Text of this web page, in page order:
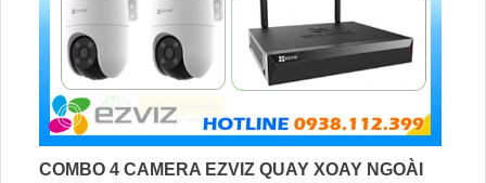
COMBO 4 CAMERA EZVIZ QUAY XOAY NGOÀI